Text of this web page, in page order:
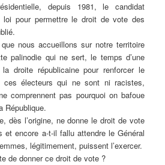
depuis 1981, le candidat
loi pour permettre le droit de vote des
nous accueillons sur notre territoire
palinodie qui ne sert, le temps d’une
la droite républicaine pour renforcer le
ces électeurs qui ne sont ni racistes,
comprennent pas pourquoi on bafoue
République.
dès l’origine, ne donne le droit de vote
et encore a-t-il fallu attendre le Général
légitimement, puissent l’exercer.
de donner ce droit de vote ?